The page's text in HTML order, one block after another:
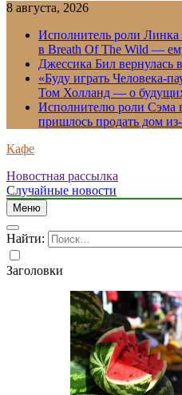
8 августа, 2026
Исполнитель роли Линка
в Breath Of The Wild —
Джессика Бил вернулась
«Буду играть Человека-
Том Холланд — о
Исполнителю роли Сэма
пришлось продать дом
Кафе
Новостная рассылка
Случайные новости
Меню
Найти:
Заголовки